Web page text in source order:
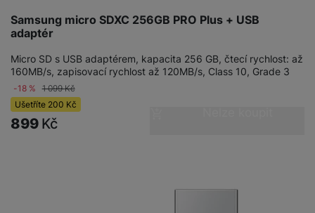
Samsung micro SDXC 256GB PRO Plus + USB
adaptér
Micro SD s USB adaptérem, kapacita 256 GB, čtecí rychlost: až
160MB/s, zapisovací rychlost až 120MB/s, Class 10, Grade 3
-18 % 1 099Kč
Ušetříte 200 Kč
899 Kč